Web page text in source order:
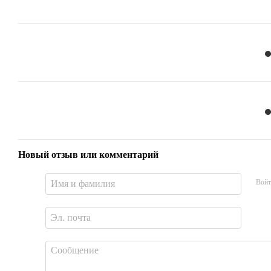
Новый отзыв или комментарий